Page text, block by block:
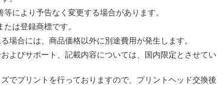
により予告なく変更する場合があります。
は登録商標です。
場合には、商品価格以外に別途費用が発生します。
よびサポート、記載内容については、国内限定とさせてい
でプリントを行っておりますので、プリントヘッド交換後